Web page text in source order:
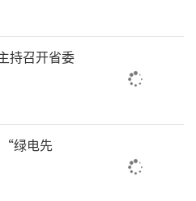
持召开省委
绿电先